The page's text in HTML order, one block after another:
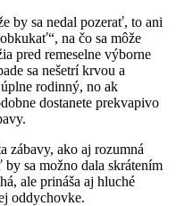
by sa nedal pozerať, to ani
na čo sa môže
pred remeselne výborne
sa nešetrí krvou a
rodinný, no ak
dostanete prekvapivo
zábavy, ako aj rozumná
sa možno dala skrátením
ale prináša aj hluché
oddychovke.